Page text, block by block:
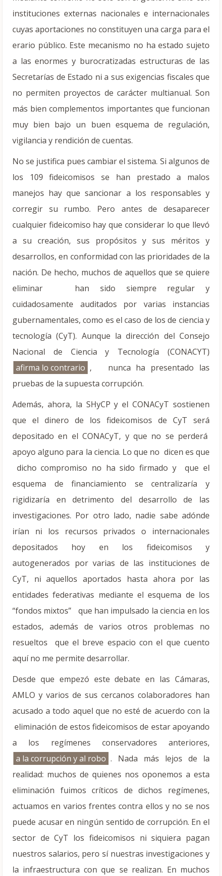
instituciones externas nacionales e internacionales
cuyas aportaciones no constituyen una carga para el
erario público. Este mecanismo no ha estado sujeto
a las enormes y burocratizadas estructuras de las
Secretarías de Estado ni a sus exigencias fiscales que
no permiten proyectos de carácter multianual. Son
más bien complementos importantes que funcionan
muy bien bajo un buen esquema de regulación,
vigilancia y rendición de cuentas.
No se justifica pues cambiar el sistema. Si algunos de
los 109 fideicomisos se han prestado a malos
manejos hay que sancionar a los responsables y
corregir su rumbo. Pero antes de desaparecer
cualquier fideicomiso hay que considerar lo que llevó
a su creación, sus propósitos y sus méritos y
desarrollos, en conformidad con las prioridades de la
nación. De hecho, muchos de aquellos que se quiere
eliminar han sido siempre regular y
cuidadosamente auditados por varias instancias
gubernamentales, como es el caso de los de ciencia y
tecnología (CyT). Aunque la dirección del Consejo
Nacional de Ciencia y Tecnología (CONACYT)
afirma lo contrario , nunca ha presentado las
pruebas de la supuesta corrupción.
Además, ahora, la SHyCP y el CONACyT sostienen
que el dinero de los fideicomisos de CyT será
depositado en el CONACyT, y que no se perderá
apoyo alguno para la ciencia. Lo que no dicen es que
dicho compromiso no ha sido firmado y que el
esquema de financiamiento se centralizaría y
rigidizaría en detrimento del desarrollo de las
investigaciones. Por otro lado, nadie sabe adónde
irían ni los recursos privados o internacionales
depositados hoy en los fideicomisos y
autogenerados por varias de las instituciones de
CyT, ni aquellos aportados hasta ahora por las
entidades federativas mediante el esquema de los
“fondos mixtos” que han impulsado la ciencia en los
estados, además de varios otros problemas no
resueltos que el breve espacio con el que cuento
aquí no me permite desarrollar.
Desde que empezó este debate en las Cámaras,
AMLO y varios de sus cercanos colaboradores han
acusado a todo aquel que no esté de acuerdo con la
eliminación de estos fideicomisos de estar apoyando
a los regímenes conservadores anteriores,
a la corrupción y al robo . Nada más lejos de la
realidad: muchos de quienes nos oponemos a esta
eliminación fuimos críticos de dichos regímenes,
actuamos en varios frentes contra ellos y no se nos
puede acusar en ningún sentido de corrupción. En el
sector de CyT los fideicomisos ni siquiera pagan
nuestros salarios, pero sí nuestras investigaciones y
la infraestructura con que se realizan. En muchos